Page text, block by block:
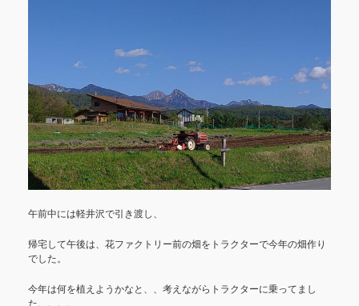
午前中には軽井沢で引き渡し、
帰宅して午後は、花ファクトリー前の畑をトラクターで今年の畑作り
でした。
今年は何を植えようかなと、、考えながらトラクターに乗ってまし
た。。。。